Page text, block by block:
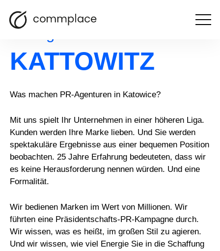
PR-Agenturen
KATTOWITZ
Was machen PR-Agenturen in Katowice?
Mit uns spielt Ihr Unternehmen in einer höheren Liga.
Kunden werden Ihre Marke lieben. Und Sie werden
spektakuläre Ergebnisse aus einer bequemen Position
beobachten. 25 Jahre Erfahrung bedeuteten, dass wir
es keine Herausforderung nennen würden. Und eine
Formalität.
Wir bedienen Marken im Wert von Millionen. Wir
führten eine Präsidentschafts-PR-Kampagne durch.
Wir wissen, was es heißt, im großen Stil zu agieren.
Und wir wissen, wie viel Energie Sie in die Schaffung